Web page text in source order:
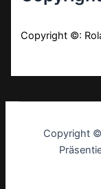
Copyright ©:
Copyright ©